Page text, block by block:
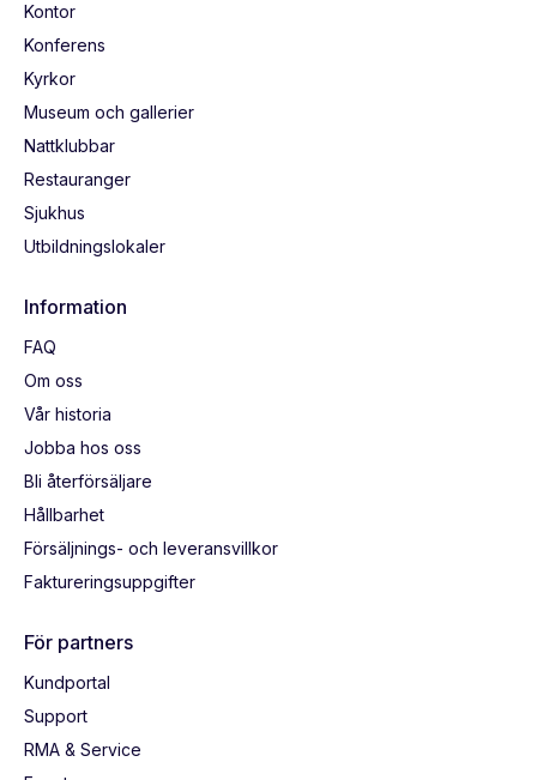
Kontor
Konferens
Kyrkor
Museum och gallerier
Nattklubbar
Restauranger
Sjukhus
Utbildningslokaler
Information
FAQ
Om oss
Vår historia
Jobba hos oss
Bli återförsäljare
Hållbarhet
Försäljnings- och leveransvillkor
Faktureringsuppgifter
För partners
Kundportal
Support
RMA & Service